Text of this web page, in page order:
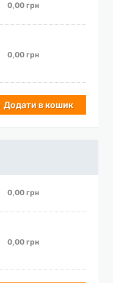
0,00 грн
0,00 грн
Додати в кошик
0,00 грн
0,00 грн